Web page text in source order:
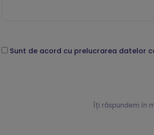
Sunt de acord cu prelucrarea datelor
Îți răspundem în